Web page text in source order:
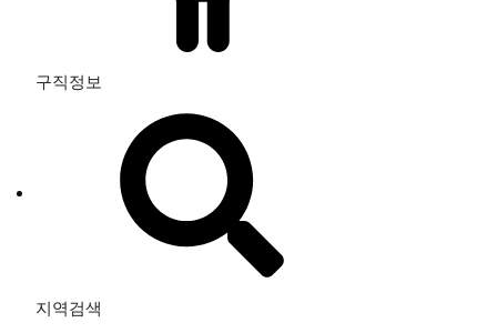
구직정보
지역검색